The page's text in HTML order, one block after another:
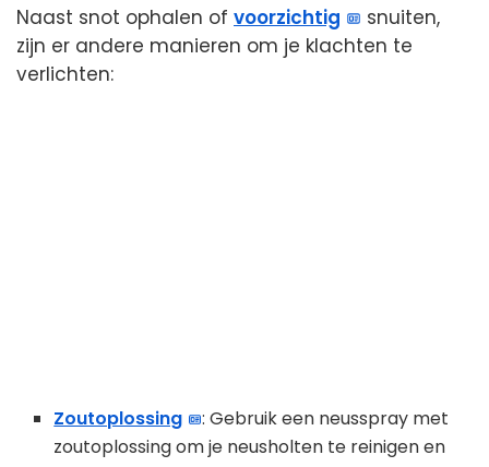
Naast snot ophalen of voorzichtig
snuiten,
zijn er andere manieren om je klachten te
verlichten:
Zoutoplossing
: Gebruik een neusspray met
zoutoplossing om je neusholten te reinigen en